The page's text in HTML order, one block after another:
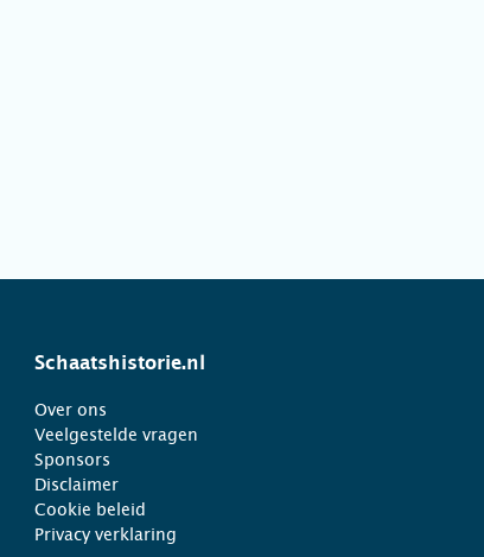
Schaatshistorie.nl
Over ons
Veelgestelde vragen
Sponsors
Disclaimer
Cookie beleid
Privacy verklaring